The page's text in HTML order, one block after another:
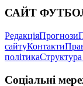
САЙТ
РедакціяПрогнози
сайтуКонтакти
політикаСтруктура
Соціальні